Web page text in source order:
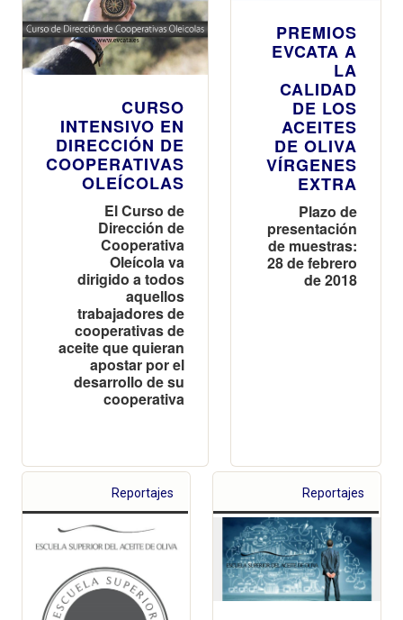
CURSO
INTENSIVO EN
DIRECCIÓN DE
COOPERATIVAS
OLEÍCOLAS
El Curso de
Dirección de
Cooperativa
Oleícola va
dirigido a todos
aquellos
trabajadores de
cooperativas de
aceite que quieran
apostar por el
desarrollo de su
cooperativa
PREMIOS
EVCATA A
LA
CALIDAD
DE LOS
ACEITES
DE OLIVA
VÍRGENES
EXTRA
Plazo de
presentación
de muestras:
28 de febrero
de 2018
Reportajes Reportajes